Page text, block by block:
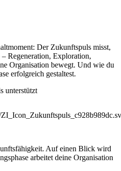
Der Zukunftspuls misst,
Regeneration, Exploration,
Organisation bewegt. Und wie du
erfolgreich gestaltest.
unterstützt
Auf einen Blick wird
arbeitet deine Organisation